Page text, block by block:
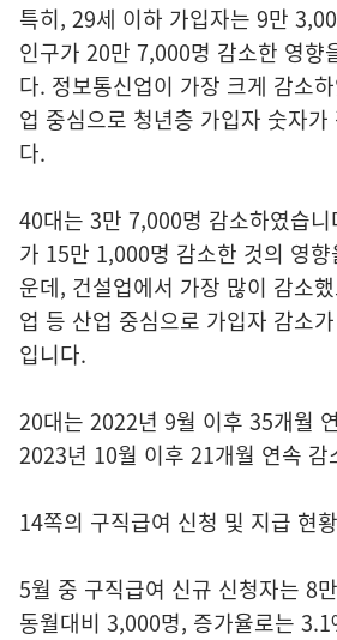
특히, 29세 이하 가입자는 9만
인구가 20만 7,000명 감소한 영향
다. 정보통신업이 가장 크게 감소
업 중심으로 청년층 가입자 숫자
다.
40대는 3만 7,000명 감소하였습
가 15만 1,000명 감소한 것의 영
운데, 건설업에서 가장 많이 감소
업 등 산업 중심으로 가입자 감소
입니다.
20대는 2022년 9월 이후 35개월
2023년 10월 이후 21개월 연속 감
14쪽의 구직급여 신청 및 지급 현
5월 중 구직급여 신규 신청자는 8
동월대비 3,000명, 증가율로는